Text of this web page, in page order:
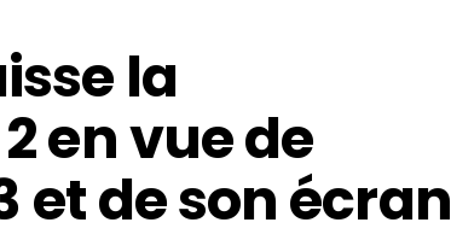
la
en vue de
et de son écran